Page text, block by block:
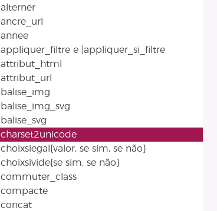
|alterner
|ancre_url
|annee
|appliquer_filtre e |appliquer_si_filtre
|attribut_html
|attribut_url
|balise_img
|balise_img_svg
|balise_svg
|charset2unicode
|choixsiegal{valor, se sim, se não}
|choixsivide{se sim, se não}
|commuter_class
|compacte
|concat